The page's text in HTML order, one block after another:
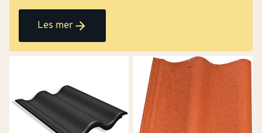
guider deg gjennom byggeprosjektet!
Les mer